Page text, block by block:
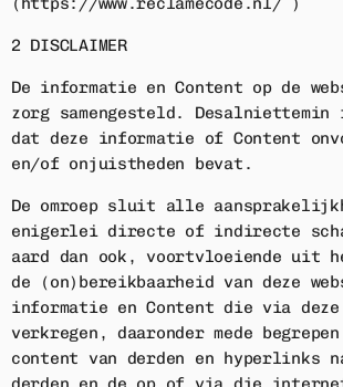
2 DISCLAIMER
De informatie en Content op de
zorg samengesteld.
dat deze informatie of Content
en/of onjuistheden bevat.
De omroep sluit alle
enigerlei directe of indirecte
aard dan ook, voortvloeiende uit
de (on)bereikbaarheid van deze
informatie en Content die via
verkregen, daaronder mede
content van derden en hyperlinks